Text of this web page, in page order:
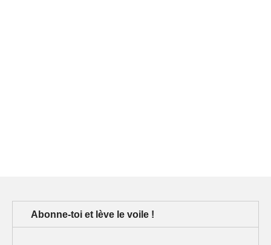
Abonne-toi et lève le voile !